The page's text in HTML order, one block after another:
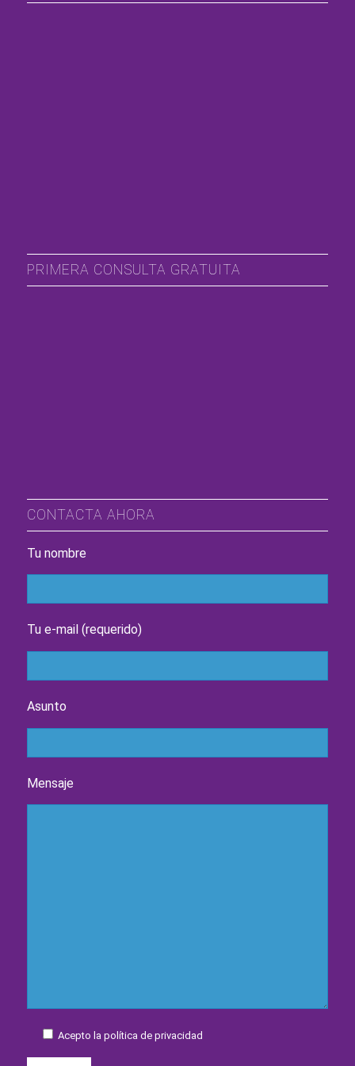
PRIMERA CONSULTA GRATUITA
CONTACTA AHORA
Tu nombre
Tu e-mail (requerido)
Asunto
Mensaje
Acepto la política de privacidad